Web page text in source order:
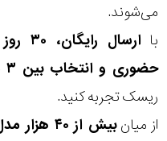
می‌شوند.
با
حضوری و انتخاب بین ۳ محصول
ریسک تجربه کنید.
از میانبیش از ۴۰ هزار مدل ساعت و اکسسوری اورجینال
موتور
ترکیب
دیجیتال
بیشتر...
رنگ